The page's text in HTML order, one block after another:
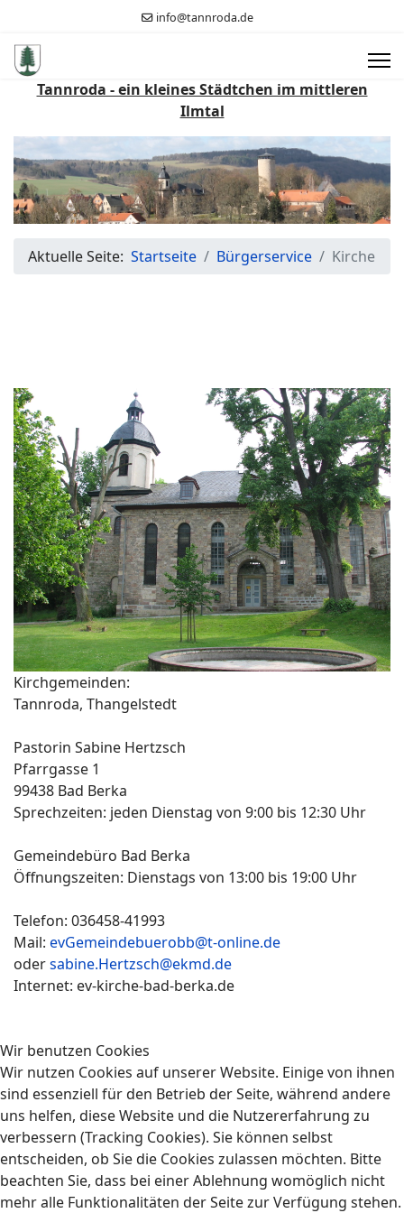
info@tannroda.de
Tannroda - ein kleines Städtchen im mittleren
Ilmtal
Aktuelle Seite: Startseite Bürgerservice Kirche
Kirchgemeinden:
Tannroda, Thangelstedt
Pastorin Sabine Hertzsch
Pfarrgasse 1
99438 Bad Berka
Sprechzeiten: jeden Dienstag von 9:00 bis 12:30 Uhr
Gemeindebüro Bad Berka
Öffnungszeiten: Dienstags von 13:00 bis 19:00 Uhr
Telefon: 036458-41993
Mail: evGemeindebuerobb@t-online.de
odersabine.Hertzsch@ekmd.de
Internet: ev-kirche-bad-berka.de
Wir benutzen Cookies
Wir nutzen Cookies auf unserer Website. Einige von ihnen
sind essenziell für den Betrieb der Seite, während andere
uns helfen, diese Website und die Nutzererfahrung zu
verbessern (Tracking Cookies). Sie können selbst
entscheiden, ob Sie die Cookies zulassen möchten. Bitte
beachten Sie, dass bei einer Ablehnung womöglich nicht
mehr alle Funktionalitäten der Seite zur Verfügung stehen.